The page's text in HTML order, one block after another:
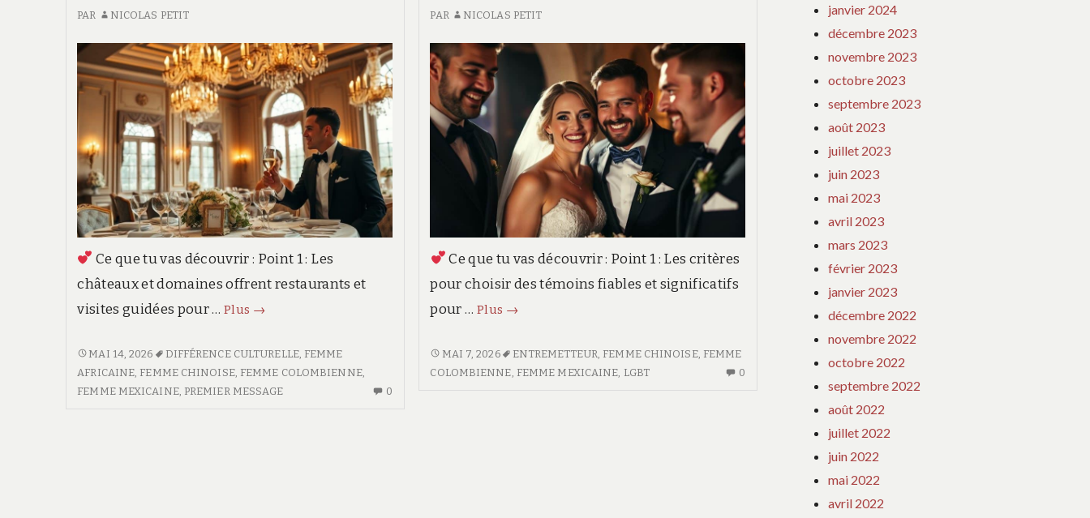
NÉGOCIER
FORFAIT
PAR NICOLAS PETIT
Ce que tu vas découvrir : Point 1 : Les
châteaux et domaines offrent restaurants et
visites guidées pour …Plus
Choisir
lieu
de
réception
→
CHOISIR
SON
LIEU
MAI 14, 2026 DIFFÉRENCE CULTURELLE, FEMME
AFRICAINE FEMME CHINOISE, FEMME COLOMBIENNE,
FEMME MEXICAINE, PREMIER MESSAGE 0
PAR NICOLAS PETIT
Ce que tu vas découvrir : Point 1 : Les critères
pour choisir des témoins fiables et significatifs
pour … Plus
Témoins
mariage
:
→
TÉMOINS
DE
MAI 7, 2026 ENTREMETTEUR FEMME CHINOISE, FEMME
COLOMBIENNE FEMME MEXICAINE LGBT 0
COMMENTAIRE
janvier 2024
décembre 2023
novembre 2023
octobre 2023
septembre 2023
août 2023
juillet 2023
juin 2023
mai 2023
avril 2023
mars 2023
février 2023
janvier 2023
décembre 2022
novembre 2022
octobre 2022
septembre 2022
août 2022
juillet 2022
juin 2022
mai 2022
avril 2022